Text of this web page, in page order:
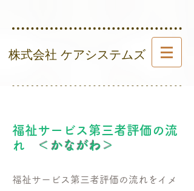
​ 株式会社 ケアシステムズ
福祉サービス第三者評価の流
れ
＜かながわ＞
福祉サービス第三者評価の流れをイメ